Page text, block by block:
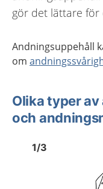
gör det lättare för
Andningsuppehåll
om
Olika typer
och
Bild 1
1/3